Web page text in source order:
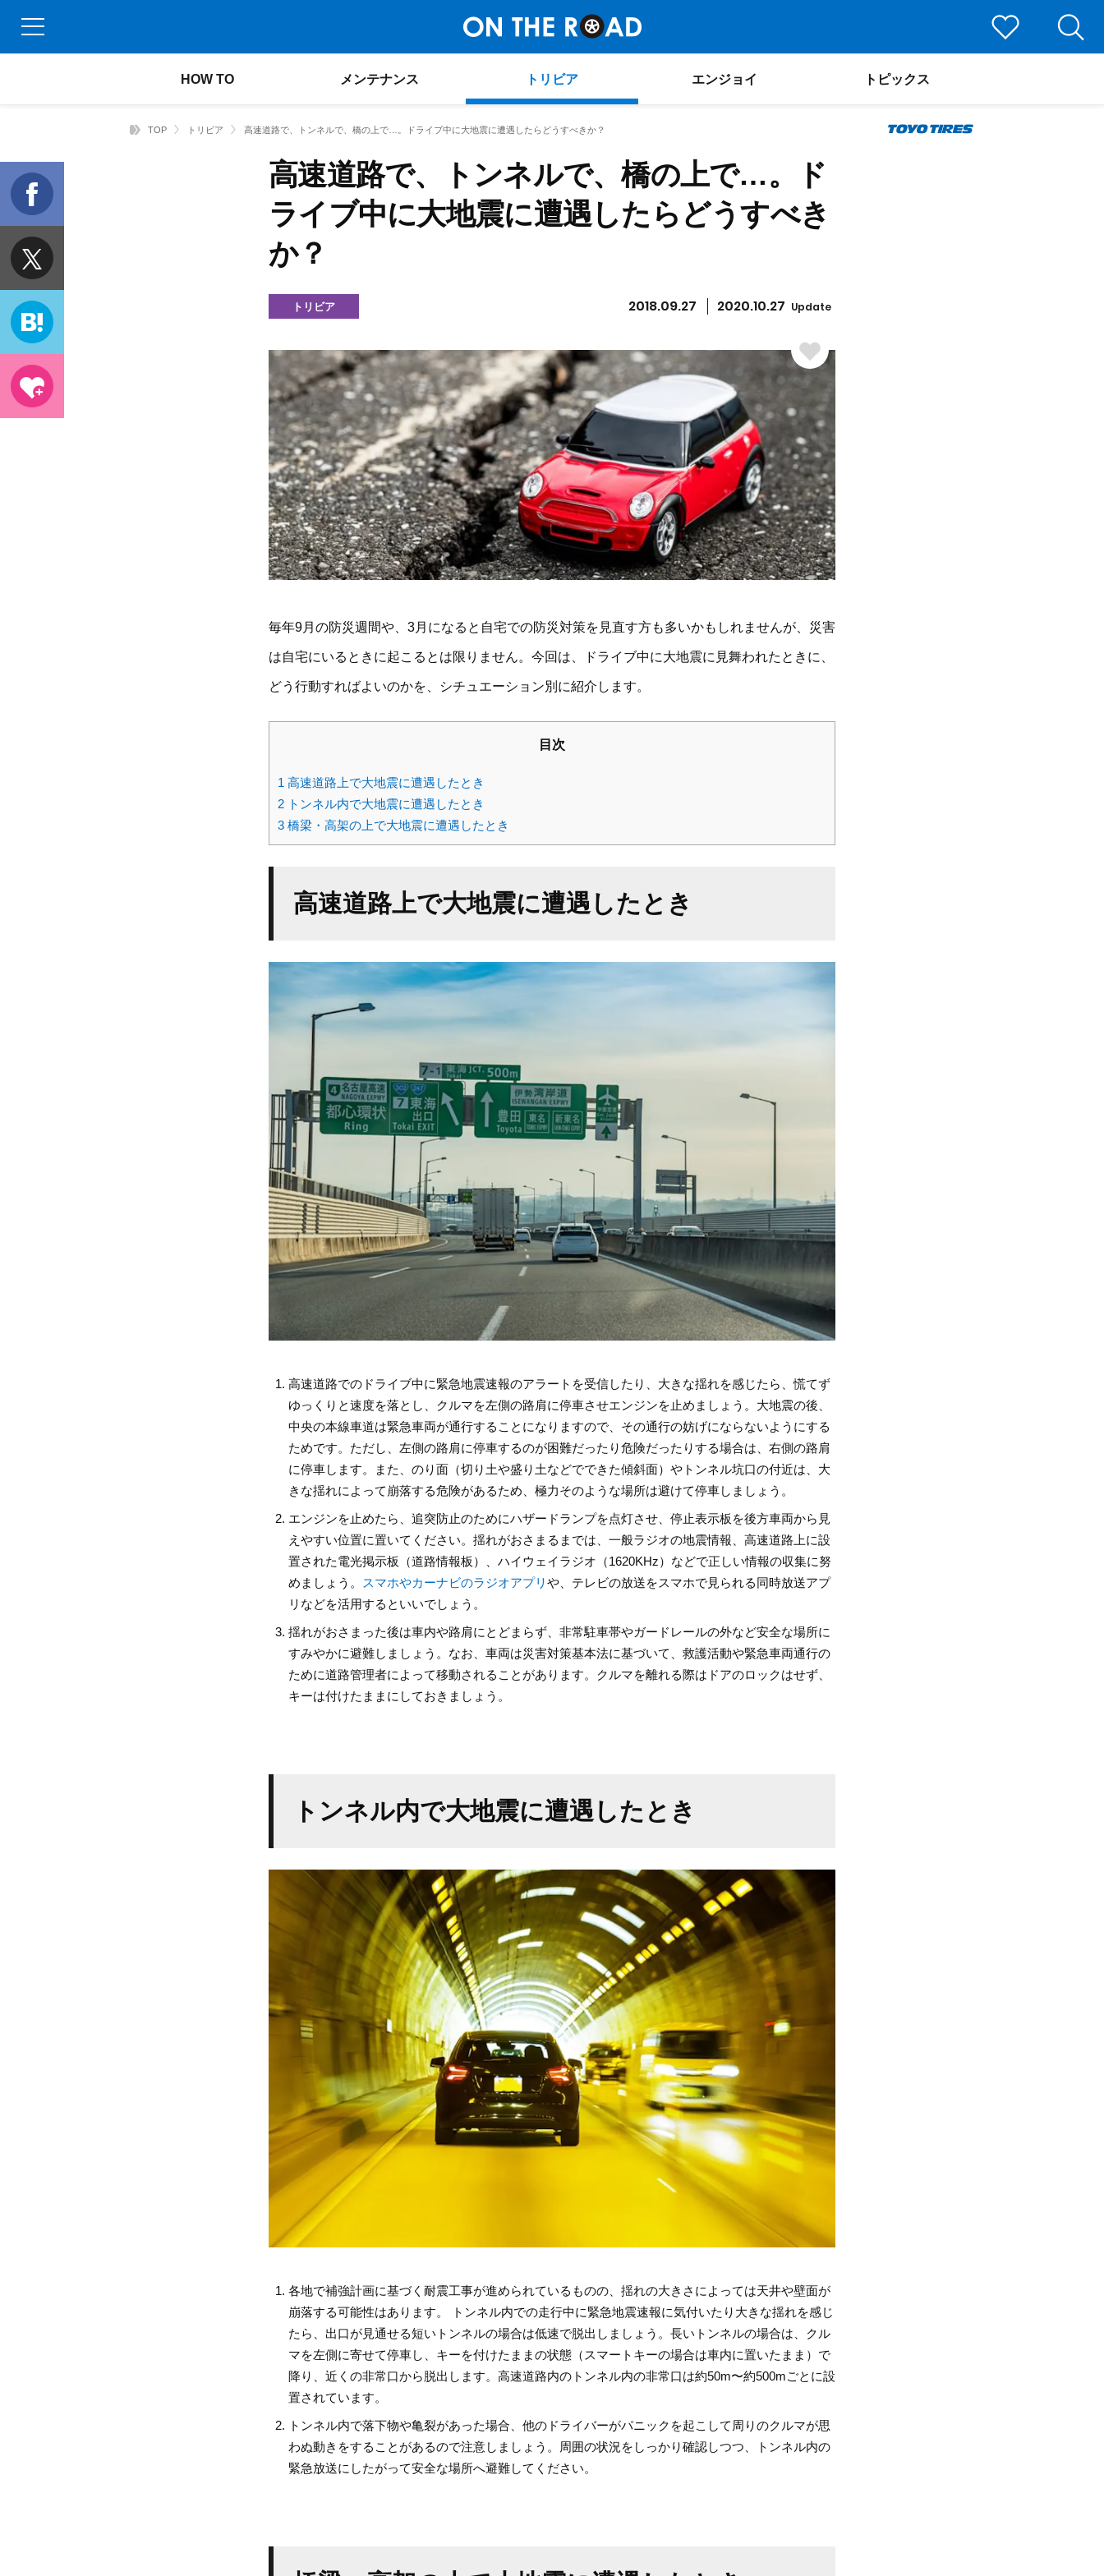
HOW TO メンテナンス トリビア エンジョイ トピックス
TOP トリビア 高速道路で、トンネルで、橋の上で…。ドライブ中に大地震に遭遇したらどうすべきか？
高速道路で、トンネルで、橋の上で…。ド
ライブ中に大地震に遭遇したらどうすべき
か？
トリビア 2018.09.27 2020.10.27 Update
毎年9月の防災週間や、3月になると自宅での防災対策を見直す方も多いかもしれませんが、災害
は自宅にいるときに起こるとは限りません。今回は、ドライブ中に大地震に見舞われたときに、
どう行動すればよいのかを、シチュエーション別に紹介します。
目次
1 高速道路上で大地震に遭遇したとき
2 トンネル内で大地震に遭遇したとき
3 橋梁・高架の上で大地震に遭遇したとき
高速道路上で大地震に遭遇したとき
高速道路でのドライブ中に緊急地震速報のアラートを受信したり、大きな揺れを感じたら、慌てず
ゆっくりと速度を落とし、クルマを左側の路肩に停車させエンジンを止めましょう。大地震の後、
中央の本線車道は緊急車両が通行することになりますので、その通行の妨げにならないようにする
ためです。ただし、左側の路肩に停車するのが困難だったり危険だったりする場合は、右側の路肩
に停車します。また、のり面（切り土や盛り土などでできた傾斜面）やトンネル坑口の付近は、大
きな揺れによって崩落する危険があるため、極力そのような場所は避けて停車しましょう。
エンジンを止めたら、追突防止のためにハザードランプを点灯させ、停止表示板を後方車両から見
えやすい位置に置いてください。揺れがおさまるまでは、一般ラジオの地震情報、高速道路上に設
置された電光掲示板（道路情報板）、ハイウェイラジオ（1620KHz）などで正しい情報の収集に努
めましょう。
スマホやカーナビのラジオアプリ や、テレビの放送をスマホで見られる同時放送アプ
リなどを活用するといいでしょう。
揺れがおさまった後は車内や路肩にとどまらず、非常駐車帯やガードレールの外など安全な場所に
すみやかに避難しましょう。なお、車両は災害対策基本法に基づいて、救護活動や緊急車両通行の
ために道路管理者によって移動されることがあります。クルマを離れる際はドアのロックはせず、
キーは付けたままにしておきましょう。
トンネル内で大地震に遭遇したとき
各地で補強計画に基づく耐震工事が進められているものの、揺れの大きさによっては天井や壁面が
崩落する可能性はあります。 トンネル内での走行中に緊急地震速報に気付いたり大きな揺れを感じ
たら、出口が見通せる短いトンネルの場合は低速で脱出しましょう。長いトンネルの場合は、クル
マを左側に寄せて停車し、キーを付けたままの状態（スマートキーの場合は車内に置いたまま）で
降り、近くの非常口から脱出します。高速道路内のトンネル内の非常口は約50m〜約500mごとに設
置されています。
トンネル内で落下物や亀裂があった場合、他のドライバーがパニックを起こして周りのクルマが思
わぬ動きをすることがあるので注意しましょう。周囲の状況をしっかり確認しつつ、トンネル内の
緊急放送にしたがって安全な場所へ避難してください。
f
t
h